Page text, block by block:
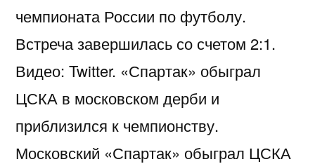
чемпионата России по футболу.
Встреча завершилась со счетом 2:1.
Видео: Twitter. «Спартак» обыграл
ЦСКА в московском дерби и
приблизился к чемпионству.
Московский «Спартак» обыграл ЦСКА